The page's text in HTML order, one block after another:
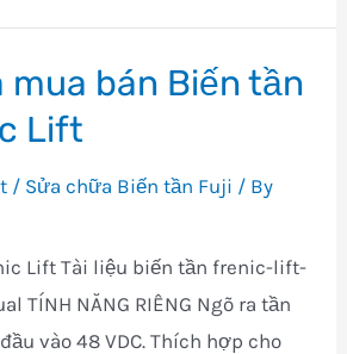
mua bán Biến tần
Lift
/ Sửa chữa Biến tần Fuji / By
Lift Tài liệu biến tần frenic-lift-
TÍNH NĂNG RIÊNG Ngõ ra tần
vào 48 VDC. Thích hợp cho